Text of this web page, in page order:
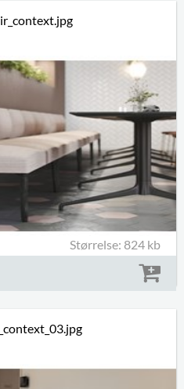
Størrelse: 824 kb